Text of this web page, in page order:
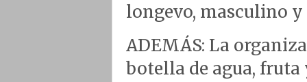
longevo, masculino
ADEMÁS: La
botella de agua,